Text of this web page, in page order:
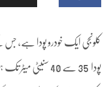
کلونجی ایک خودرو پودا ہے، جس
پودا 35 سے 40